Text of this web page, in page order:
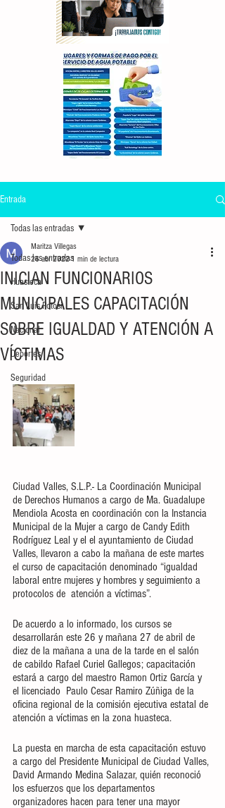
Entrada
Todas las entradas
Huasteca
San Luis Potosí
Nacional
Deportes
Seguridad
Todas las entradas
INICIAN FUNCIONARIOS
MUNICIPALES CAPACITACIÓN
SOBRE IGUALDAD Y ATENCIÓN A
VÍCTIMAS
Maritza Villegas
26 abr 20221 min de lectura
Ciudad Valles, S.L.P.- La Coordinación Municipal
de Derechos Humanos a cargo de Ma. Guadalupe
Mendiola Acosta en coordinación con la Instancia
Municipal de la Mujer a cargo de Candy Edith
Rodríguez Leal y el el ayuntamiento de Ciudad
Valles, llevaron a cabo la mañana de este martes
el curso de capacitación denominado “igualdad
laboral entre mujeres y hombres y seguimiento a
protocolos de  atención a víctimas”.
De acuerdo a lo informado, los cursos se
desarrollarán este 26 y mañana 27 de abril de
diez de la mañana a una de la tarde en el salón
de cabildo Rafael Curiel Gallegos; capacitación
estará a cargo del maestro Ramon Ortiz García y
el licenciado  Paulo Cesar Ramiro Zúñiga de la
oficina regional de la comisión ejecutiva estatal de
atención a víctimas en la zona huasteca.
La puesta en marcha de esta capacitación estuvo
a cargo del Presidente Municipal de Ciudad Valles,
David Armando Medina Salazar, quién reconoció
los esfuerzos que los departamentos
organizadores hacen para tener una mayor